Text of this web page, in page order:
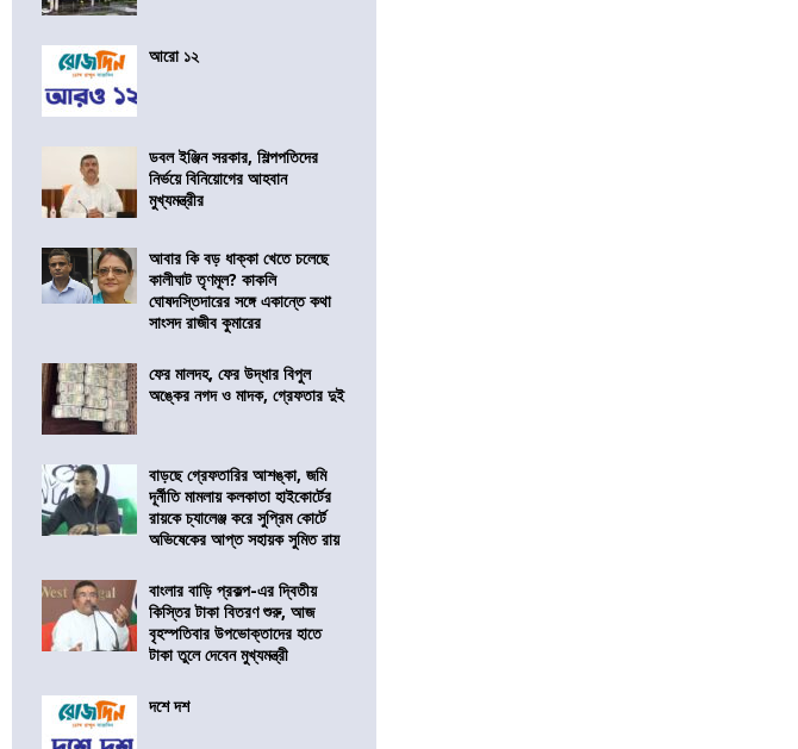
আরো ১২
ডবল ইঞ্জিন সরকার, শিল্পপতিদের
নির্ভয়ে বিনিয়োগের আহবান
মুখ্যমন্ত্রীর
আবার কি বড় ধাক্কা খেতে চলেছে
কালীঘাট তৃণমূল? কাকলি
ঘোষদস্তিদারের সঙ্গে একান্তে কথা
সাংসদ রাজীব কুমারের
ফের মালদহ, ফের উদ্ধার বিপুল
অঙ্কের নগদ ও মাদক, গ্রেফতার দুই
বাড়ছে গ্রেফতারির আশঙ্কা, জমি
দূর্নীতি মামলায় কলকাতা হাইকোর্টের
রায়কে চ্যালেঞ্জ করে সুপ্রিম কোর্টে
অভিষেকের আপ্ত সহায়ক সুমিত রায়
বাংলার বাড়ি প্রকল্প-এর দ্বিতীয়
কিস্তির টাকা বিতরণ শুরু, আজ
বৃহস্পতিবার উপভোক্তাদের হাতে
টাকা তুলে দেবেন মুখ্যমন্ত্রী
দশে দশ